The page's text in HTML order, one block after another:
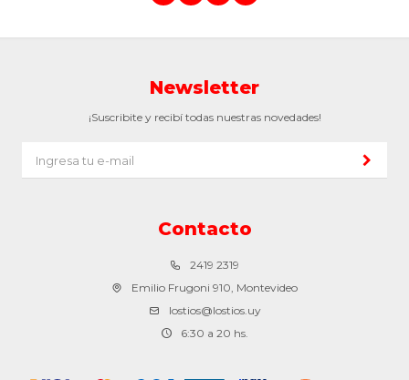
Contacto
2419 2319
Emilio Frugoni 910, Montevideo
lostios@lostios.uy
6:30 a 20 hs.
Newsletter
¡Suscribite y recibí todas nuestras novedades!